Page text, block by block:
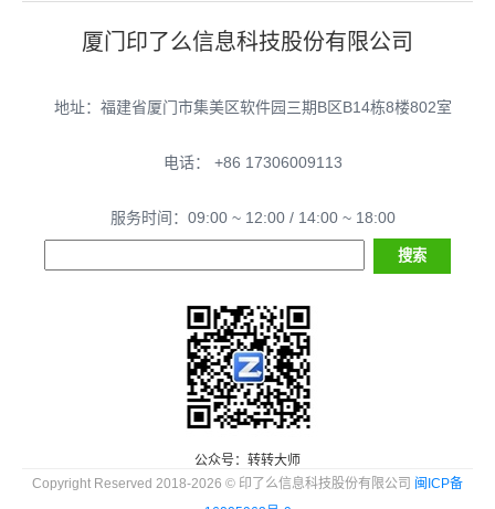
厦门印了么信息科技股份有限公司
地址：福建省厦门市集美区软件园三期B区B14栋8楼802室
电话： +86 17306009113
服务时间：09:00 ~ 12:00 / 14:00 ~ 18:00
公众号：转转大师
Copyright Reserved 2018-2026 © 印了么信息科技股份有限公司 闽ICP备